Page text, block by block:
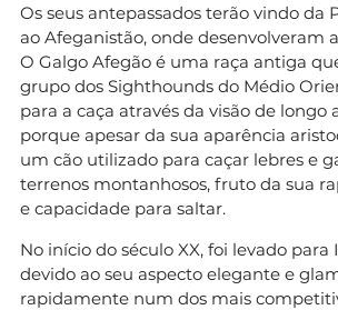
Os seus antepassados terão vindo da
ao Afeganistão, onde desenvolveram
O Galgo Afegão é uma raça antiga
grupo dos Sighthounds do Médio
para a caça através da visão de longo
porque apesar da sua aparência
um cão utilizado para caçar lebres e
terrenos montanhosos, fruto da sua
e capacidade para saltar.
No início do século XX, foi levado para
devido ao seu aspecto elegante e
rapidamente num dos mais